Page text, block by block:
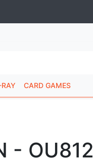
CARD GAMES
- OU812